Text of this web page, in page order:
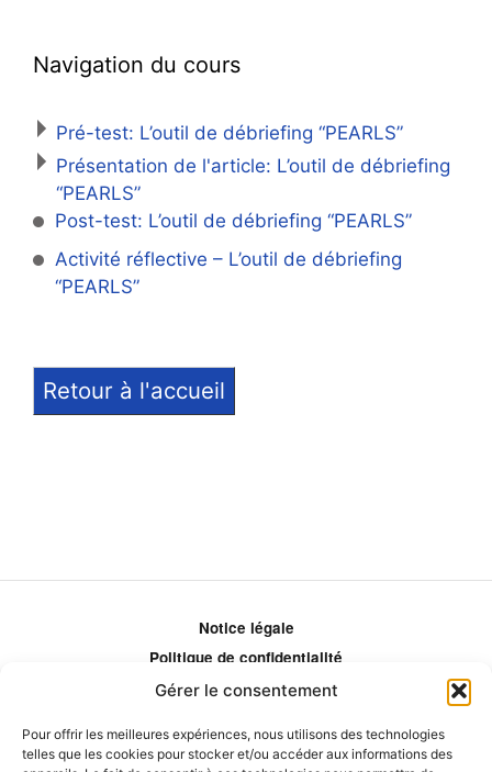
Gérer le consentement
Pour offrir les meilleures expériences, nous utilisons des technologies
telles que les cookies pour stocker et/ou accéder aux informations des
Navigation du cours
Pré-test: L’outil de débriefing “PEARLS”
Présentation de l'article: L’outil de débriefing
“PEARLS”
Post-test: L’outil de débriefing “PEARLS”
Activité réflective – L’outil de débriefing
“PEARLS”
Retour à l'accueil
Notice légale
Politique de confidentialité
Politique de remboursement
Comment ça marche?